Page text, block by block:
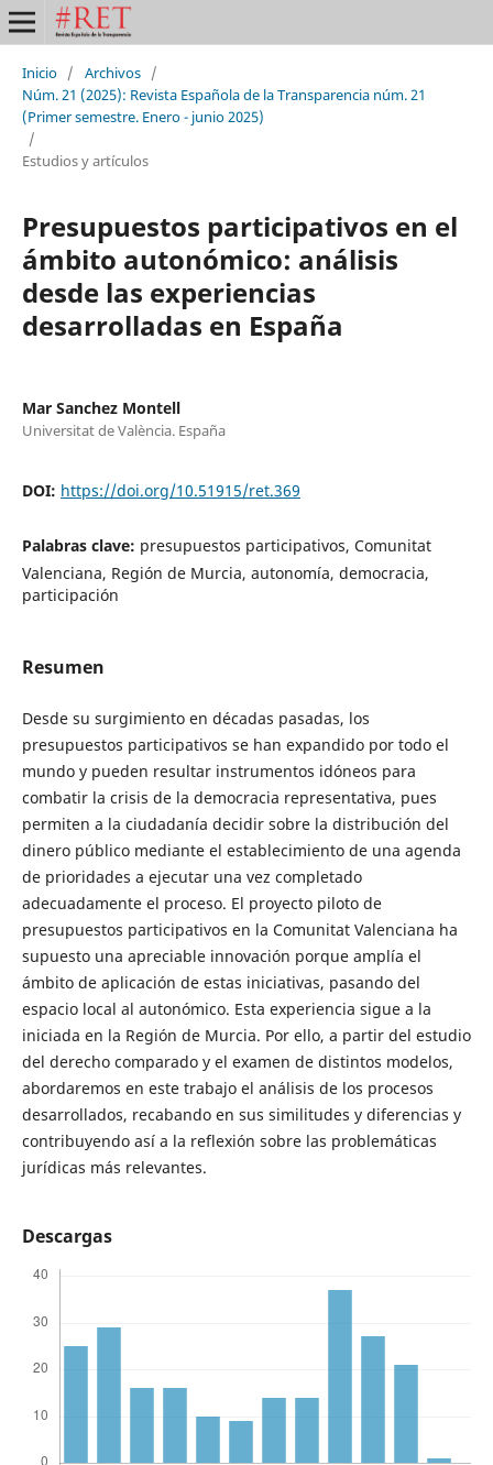
Inicio / Archivos /
Núm. 21 (2025): Revista Española de la Transparencia núm. 21
(Primer semestre. Enero - junio 2025)
/
Estudios y artículos
Presupuestos participativos en el
ámbito autonómico: análisis
desde las experiencias
desarrolladas en España
Mar Sanchez Montell
Universitat de València. España
DOI: https://doi.org/10.51915/ret.369
Palabras clave: presupuestos participativos, Comunitat
Valenciana, Región de Murcia, autonomía, democracia,
participación
Resumen
Desde su surgimiento en décadas pasadas, los
presupuestos participativos se han expandido por todo el
mundo y pueden resultar instrumentos idóneos para
combatir la crisis de la democracia representativa, pues
permiten a la ciudadanía decidir sobre la distribución del
dinero público mediante el establecimiento de una agenda
de prioridades a ejecutar una vez completado
adecuadamente el proceso. El proyecto piloto de
presupuestos participativos en la Comunitat Valenciana ha
supuesto una apreciable innovación porque amplía el
ámbito de aplicación de estas iniciativas, pasando del
espacio local al autonómico. Esta experiencia sigue a la
iniciada en la Región de Murcia. Por ello, a partir del estudio
del derecho comparado y el examen de distintos modelos,
abordaremos en este trabajo el análisis de los procesos
desarrollados, recabando en sus similitudes y diferencias y
contribuyendo así a la reflexión sobre las problemáticas
jurídicas más relevantes.
Descargas